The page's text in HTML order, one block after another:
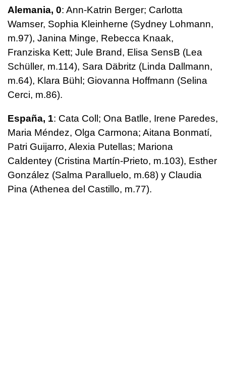
Alemania, 0: Ann-Katrin Berger; Carlotta
Wamser, Sophia Kleinherne (Sydney Lohmann,
m.97), Janina Minge, Rebecca Knaak,
Franziska Kett; Jule Brand, Elisa SensB (Lea
Schüller, m.114), Sara Däbritz (Linda Dallmann,
m.64), Klara Bühl; Giovanna Hoffmann (Selina
Cerci, m.86).
España, 1: Cata Coll; Ona Batlle, Irene Paredes,
Maria Méndez, Olga Carmona; Aitana Bonmatí,
Patri Guijarro, Alexia Putellas; Mariona
Caldentey (Cristina Martín-Prieto, m.103), Esther
González (Salma Paralluelo, m.68) y Claudia
Pina (Athenea del Castillo, m.77).